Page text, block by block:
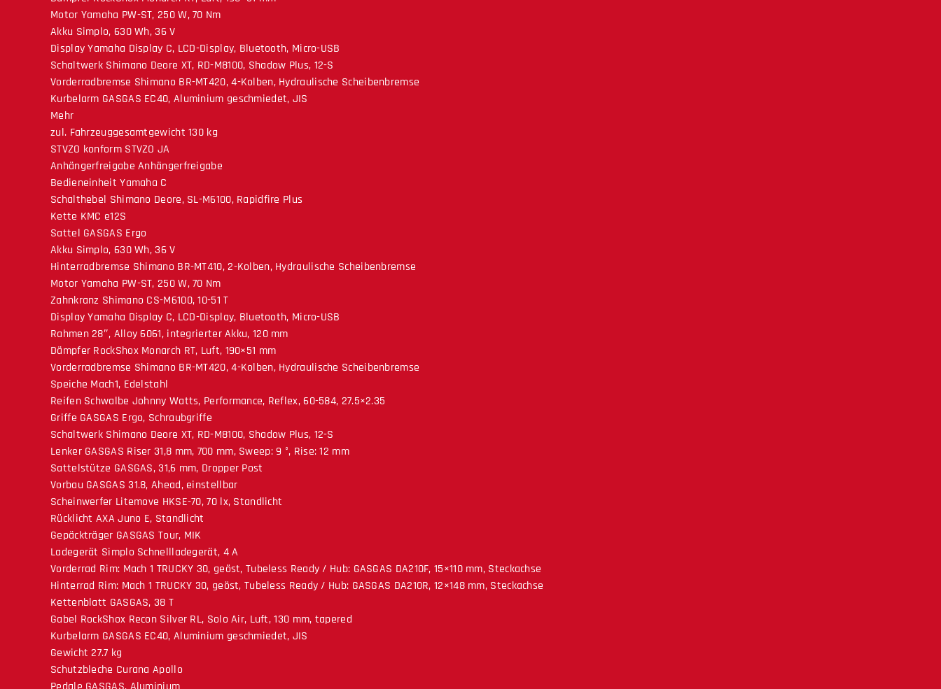
Motor Yamaha PW-ST, 250 W, 70 Nm
Akku Simplo, 630 Wh, 36 V
Display Yamaha Display C, LCD-Display, Bluetooth, Micro-USB
Schaltwerk Shimano Deore XT, RD-M8100, Shadow Plus, 12-S
Vorderradbremse Shimano BR-MT420, 4-Kolben, Hydraulische Scheibenbremse
Kurbelarm GASGAS EC40, Aluminium geschmiedet, JIS
Mehr
zul. Fahrzeuggesamtgewicht 130 kg
STVZO konform STVZO JA
Anhängerfreigabe Anhängerfreigabe
Bedieneinheit Yamaha C
Schalthebel Shimano Deore, SL-M6100, Rapidfire Plus
Kette KMC e12S
Sattel GASGAS Ergo
Akku Simplo, 630 Wh, 36 V
Hinterradbremse Shimano BR-MT410, 2-Kolben, Hydraulische Scheibenbremse
Motor Yamaha PW-ST, 250 W, 70 Nm
Zahnkranz Shimano CS-M6100, 10-51 T
Display Yamaha Display C, LCD-Display, Bluetooth, Micro-USB
Rahmen 28″, Alloy 6061, integrierter Akku, 120 mm
Dämpfer RockShox Monarch RT, Luft, 190×51 mm
Vorderradbremse Shimano BR-MT420, 4-Kolben, Hydraulische Scheibenbremse
Speiche Mach1, Edelstahl
Reifen Schwalbe Johnny Watts, Performance, Reflex, 60-584, 27.5×2.35
Griffe GASGAS Ergo, Schraubgriffe
Schaltwerk Shimano Deore XT, RD-M8100, Shadow Plus, 12-S
Lenker GASGAS Riser 31,8 mm, 700 mm, Sweep: 9 °, Rise: 12 mm
Sattelstütze GASGAS, 31,6 mm, Dropper Post
Vorbau GASGAS 31.8, Ahead, einstellbar
Scheinwerfer Litemove HKSE-70, 70 lx, Standlicht
Rücklicht AXA Juno E, Standlicht
Gepäckträger GASGAS Tour, MIK
Ladegerät Simplo Schnellladegerät, 4 A
Vorderrad Rim: Mach 1 TRUCKY 30, geöst, Tubeless Ready / Hub: GASGAS DA210F, 15×110 mm, Steckachse
Hinterrad Rim: Mach 1 TRUCKY 30, geöst, Tubeless Ready / Hub: GASGAS DA210R, 12×148 mm, Steckachse
Kettenblatt GASGAS, 38 T
Gabel RockShox Recon Silver RL, Solo Air, Luft, 130 mm, tapered
Kurbelarm GASGAS EC40, Aluminium geschmiedet, JIS
Gewicht 27.7 kg
Schutzbleche Curana Apollo